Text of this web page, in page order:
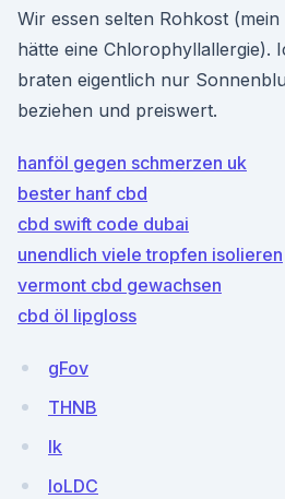
Wir essen selten Rohkost
hätte eine Chlorophyllallergie).
braten eigentlich nur
beziehen und preiswert.
hanföl gegen schmerzen uk
bester hanf cbd
cbd swift code dubai
unendlich viele tropfen isolieren
vermont cbd gewachsen
cbd öl lipgloss
gFov
THNB
Ik
loLDC